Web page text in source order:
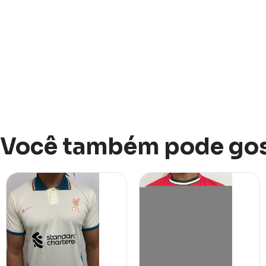
Você também pode